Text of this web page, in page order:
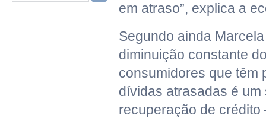
em atraso”, explica a
Segundo ainda
diminuição constante
consumidores que têm
dívidas atrasadas é um
recuperação de crédito